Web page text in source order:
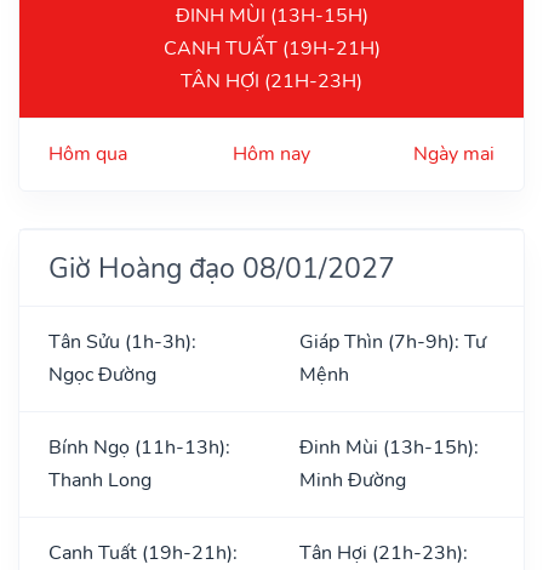
ĐINH MÙI (13H-15H)
CANH TUẤT (19H-21H)
TÂN HỢI (21H-23H)
Hôm qua Hôm nay Ngày mai
Giờ Hoàng đạo 08/01/2027
Tân Sửu (1h-3h):
Ngọc Đường
Giáp Thìn (7h-9h): Tư
Mệnh
Bính Ngọ (11h-13h):
Thanh Long
Đinh Mùi (13h-15h):
Minh Đường
Canh Tuất (19h-21h):
Tân Hợi (21h-23h):